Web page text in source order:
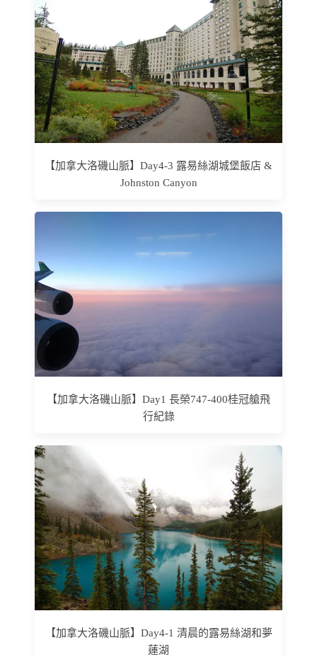
【加拿大洛磯山脈】Day4-3 露易絲湖城堡飯店 &
Johnston Canyon
【加拿大洛磯山脈】Day1 長榮747-400桂冠艙飛
行紀錄
【加拿大洛磯山脈】Day4-1 清晨的露易絲湖和夢
蓮湖